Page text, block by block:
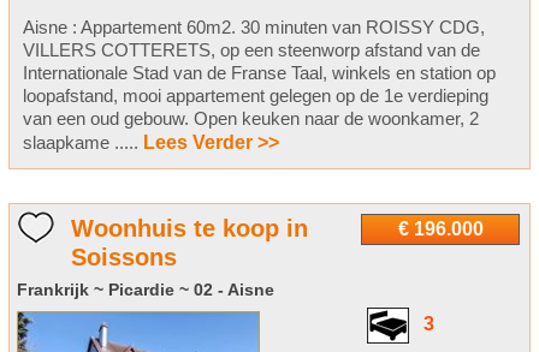
Aisne : Appartement 60m2. 30 minuten van ROISSY CDG,
VILLERS COTTERETS, op een steenworp afstand van de
Internationale Stad van de Franse Taal, winkels en station op
loopafstand, mooi appartement gelegen op de 1e verdieping
van een oud gebouw. Open keuken naar de woonkamer, 2
slaapkame ..... Lees Verder >>
€ 196.000
Woonhuis te koop in
Soissons
Frankrijk ~ Picardie ~ 02 - Aisne
3